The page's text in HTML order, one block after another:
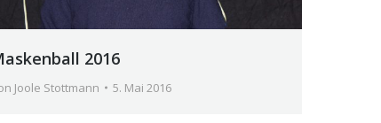
2016
Joole Stottmann 5. Mai 2016